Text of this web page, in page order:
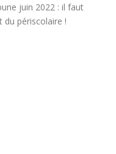
juin 2022 : il faut
périscolaire !